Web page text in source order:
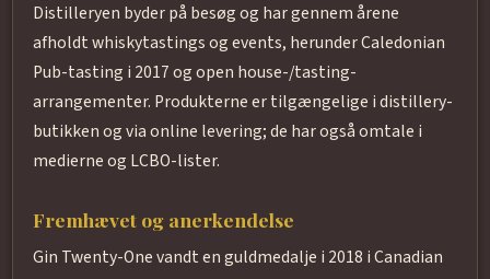
Distilleryen byder på besøg og har gennem årene
afholdt whiskytastings og events, herunder Caledonian
Pub-tasting i 2017 og open house-/tasting-
arrangementer. Produkterne er tilgængelige i distillery-
butikken og via online levering; de har også omtale i
medierne og LCBO-lister.
Fremhævet og anerkendelse
Gin Twenty-One vandt en guldmedalje i 2018 i Canadian